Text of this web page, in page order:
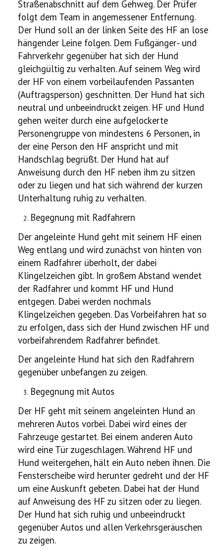
Straßenabschnitt auf dem Gehweg. Der Prüfer
folgt dem Team in angemessener Entfernung.
Der Hund soll an der linken Seite des HF an lose
hängender Leine folgen. Dem Fußgänger- und
Fahrverkehr gegenüber hat sich der Hund
gleichgültig zu verhalten. Auf seinem Weg wird
der HF von einem vorbeilaufenden Passanten
(Auftragsperson) geschnitten. Der Hund hat sich
neutral und unbeeindruckt zeigen. HF und Hund
gehen weiter durch eine aufgelockerte
Personengruppe von mindestens 6 Personen, in
der eine Person den HF anspricht und mit
Handschlag begrüßt. Der Hund hat auf
Anweisung durch den HF neben ihm zu sitzen
oder zu liegen und hat sich während der kurzen
Unterhaltung ruhig zu verhalten.
Begegnung mit Radfahrern
Der angeleinte Hund geht mit seinem HF einen
Weg entlang und wird zunächst von hinten von
einem Radfahrer überholt, der dabei
Klingelzeichen gibt. In großem Abstand wendet
der Radfahrer und kommt HF und Hund
entgegen. Dabei werden nochmals
Klingelzeichen gegeben. Das Vorbeifahren hat so
zu erfolgen, dass sich der Hund zwischen HF und
vorbeifahrendem Radfahrer befindet.
Der angeleinte Hund hat sich den Radfahrern
gegenüber unbefangen zu zeigen.
Begegnung mit Autos
Der HF geht mit seinem angeleinten Hund an
mehreren Autos vorbei. Dabei wird eines der
Fahrzeuge gestartet. Bei einem anderen Auto
wird eine Tür zugeschlagen. Während HF und
Hund weitergehen, hält ein Auto neben ihnen. Die
Fensterscheibe wird herunter gedreht und der HF
um eine Auskunft gebeten. Dabei hat der Hund
auf Anweisung des HF zu sitzen oder zu liegen.
Der Hund hat sich ruhig und unbeeindruckt
gegenüber Autos und allen Verkehrsgeräuschen
zu zeigen.